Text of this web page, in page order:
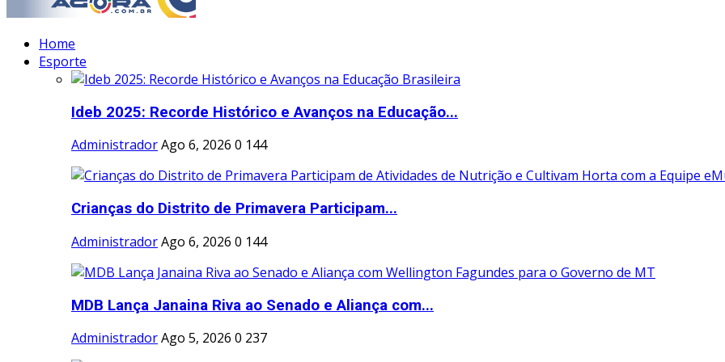
Home
Esporte
Ideb 2025: Recorde Histórico e Avanços na Educação...
AdministradorAgo 6, 2026 0 144
Crianças do Distrito de Primavera Participam...
AdministradorAgo 6, 2026 0 144
MDB Lança Janaina Riva ao Senado e Aliança com...
AdministradorAgo 5, 2026 0 237